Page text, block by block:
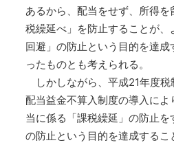
あるから、配当をせず、所得
税繰延べ」を防止することが
回避」の防止という目的を達
ったものとも考えられる。
しかしながら、平成21年度税
配当益金不算入制度の導入に
当に係る「課税繰延」の防止を
の防止という目的を達成する